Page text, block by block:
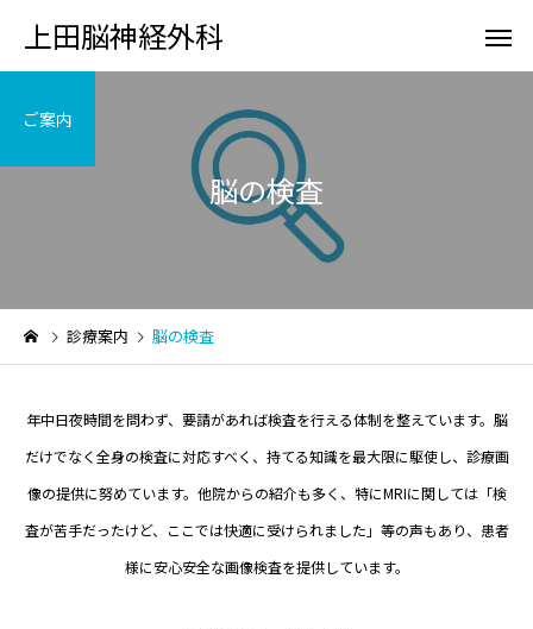
上田脳神経外科
頭が痛い 頭をケガ
脳の検査
ご案内
診療案内 脳の検査
年中日夜時間を問わず、要請があれば検査を行える体制を整えています。脳
だけでなく全身の検査に対応すべく、持てる知識を最大限に駆使し、診療画
像の提供に努めています。他院からの紹介も多く、特にMRIに関しては「検
査が苦手だったけど、ここでは快適に受けられました」等の声もあり、患者
様に安心安全な画像検査を提供しています。